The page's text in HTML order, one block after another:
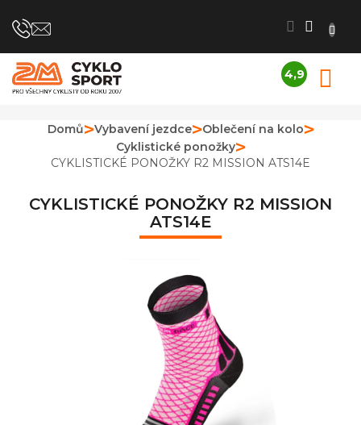
na
4,9
obchodu
je
z
Domů Vybavení jezdce
Oblečení na kolo
Cyklistické ponožky
CYKLISTICKÉ PONOŽKY R2 MISSION ATS14E
CYKLISTICKÉ PONOŽKY R2 MISSION
ATS14E